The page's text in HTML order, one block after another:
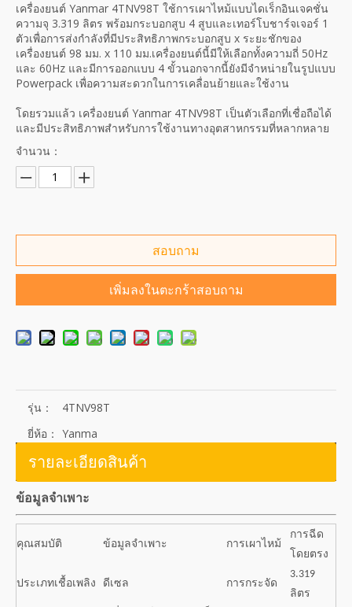
เครื่องยนต์ Yanmar 4TNV98T ใช้การเผาไหม้แบบไดเร็กอินเจคชั่น
ความจุ 3.319 ลิตร พร้อมกระบอกสูบ 4 สูบและเทอร์โบชาร์จเจอร์ 1
ตัวเพื่อการส่งกำลังที่มีประสิทธิภาพกระบอกสูบ x ระยะชักของ
เครื่องยนต์ 98 มม. x 110 มม.เครื่องยนต์นี้มีให้เลือกทั้งความถี่ 50Hz
และ 60Hz และมีการออกแบบ 4 ขั้วนอกจากนี้ยังมีจำหน่ายในรูปแบบ
Powerpack เพื่อความสะดวกในการเคลื่อนย้ายและใช้งาน
โดยรวมแล้ว เครื่องยนต์ Yanmar 4TNV98T เป็นตัวเลือกที่เชื่อถือได้
และมีประสิทธิภาพสำหรับการใช้งานทางอุตสาหกรรมที่หลากหลาย
จำนวน：
สอบถาม
เพิ่มลงในตะกร้าสอบถาม
รุ่น：
4TNV98T
ยี่ห้อ： Yanma
รายละเอียดสินค้า
ข้อมูลจำเพาะ
คุณสมบัติ ข้อมูลจำเพาะ การเผาไหม้
การฉีด
โดยตรง
ประเภทเชื้อเพลิง ดีเซล การกระจัด
3.319
ลิตร